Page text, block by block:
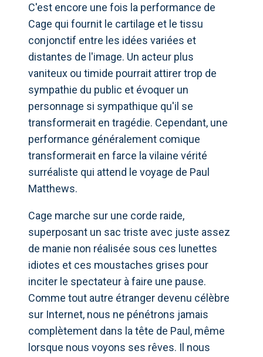
C'est encore une fois la performance de
Cage qui fournit le cartilage et le tissu
conjonctif entre les idées variées et
distantes de l'image. Un acteur plus
vaniteux ou timide pourrait attirer trop de
sympathie du public et évoquer un
personnage si sympathique qu'il se
transformerait en tragédie. Cependant, une
performance généralement comique
transformerait en farce la vilaine vérité
surréaliste qui attend le voyage de Paul
Matthews.
Cage marche sur une corde raide,
superposant un sac triste avec juste assez
de manie non réalisée sous ces lunettes
idiotes et ces moustaches grises pour
inciter le spectateur à faire une pause.
Comme tout autre étranger devenu célèbre
sur Internet, nous ne pénétrons jamais
complètement dans la tête de Paul, même
lorsque nous voyons ses rêves. Il nous